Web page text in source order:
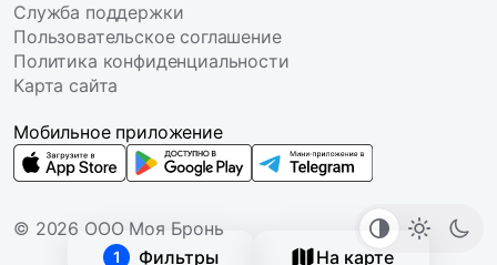
1 Фильтры На карте
Служба поддержки
Пользовательское соглашение
Политика конфиденциальности
Карта сайта
© 2026 ООО Моя Бронь
Мобильное приложение